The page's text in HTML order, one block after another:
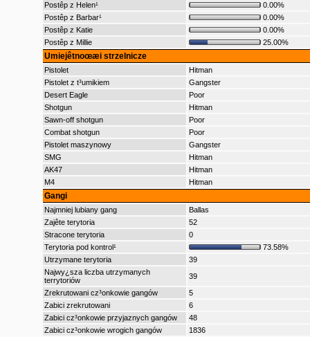
Postêp z Helen¹
0.00%
Postêp z Barbar¹
0.00%
Postêp z Katie
0.00%
Postêp z Millie
25.00%
Umiejêtnoœæi strzelnicze
Pistolet
Hitman
Pistolet z t³umikiem
Gangster
Desert Eagle
Poor
Shotgun
Hitman
Sawn-off shotgun
Poor
Combat shotgun
Poor
Pistolet maszynowy
Gangster
SMG
Hitman
AK47
Hitman
M4
Hitman
Gangi
Najmniej lubiany gang
Ballas
Zajête terytoria
52
Stracone terytoria
0
Terytoria pod kontrol¹
73.58%
Utrzymane terytoria
39
Najwy¿sza liczba utrzymanych
terrytoriów
39
Zrekrutowani cz³onkowie gangów
5
Zabici zrekrutowani
6
Zabici cz³onkowie przyjaznych gangów
48
Zabici cz³onkowie wrogich gangów
1836